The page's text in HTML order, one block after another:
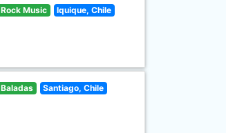
Rock Music Iquique, Chile
Baladas Santiago, Chile